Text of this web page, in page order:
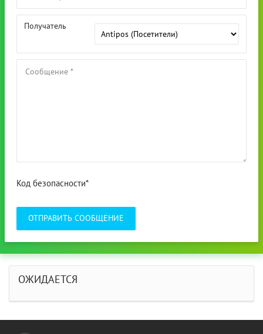
Получатель
Код безопасности*
ОТПРАВИТЬ СООБЩЕНИЕ
ОЖИДАЕТСЯ